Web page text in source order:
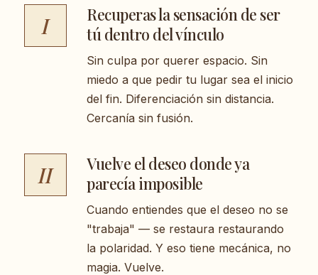
I
Recuperas la sensación de ser
tú dentro del vínculo
Sin culpa por querer espacio. Sin
miedo a que pedir tu lugar sea el inicio
del fin. Diferenciación sin distancia.
Cercanía sin fusión.
II
Vuelve el deseo donde ya
parecía imposible
Cuando entiendes que el deseo no se
"trabaja" — se restaura restaurando
la polaridad. Y eso tiene mecánica, no
magia. Vuelve.